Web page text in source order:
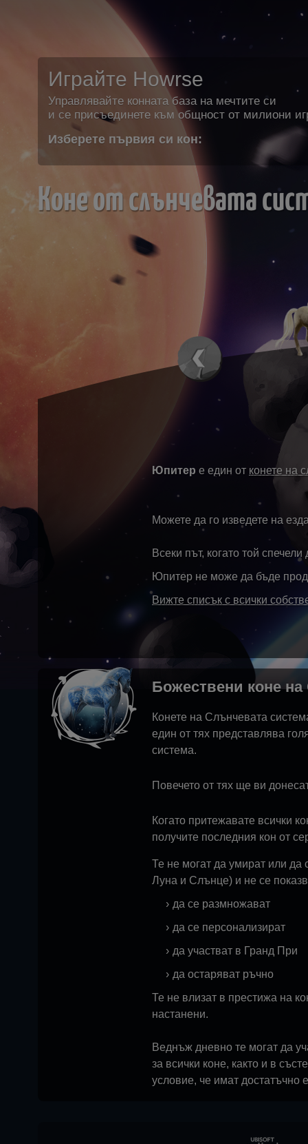
Играйте Howrse
Управлявайте конната база на мечтите си
и се присъединете към общност от милиони
Изберете първия си кон:
Коне от слънчевата
Юпитер е един от конете на
Можете да го изведете на
Всеки път, когато той
Юпитер не може да бъде
Вижте списък с всички
Божествени коне
Конете на Слънчевата
един от тях представлява
система.
Повечето от тях ще ви
Когато притежавате всички
получите последния кон от
Те не могат да умират или да
Луна и Слънце) и не се
да се размножават
да се персонализират
да участват в Гранд При
да остаряват ръчно
Те не влизат в престижа на
настанени.
Веднъж дневно те могат да
за всички коне, както и в
условие, че имат достатъчно